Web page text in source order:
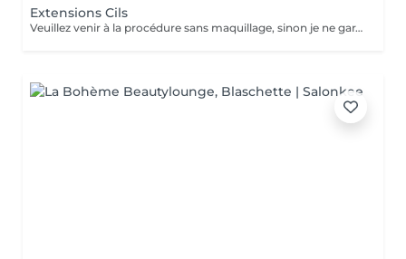
Extensions Cils
Veuillez venir à la procédure sans maquillage, sinon je ne garantis pas la qualité La correction chaque 2-3 semaines, avec 50-70% cils restant / De nouvelles extensions de cils en 4 à 7 semaines. Recommandations: 1. Durant les premières 24 h après la procédure éviter le contacte directe avec du l'eau. 2. Ne pas frotter ou toucher les cils avec les mains. Ne pas dormir le visage contre l'oreiller. Si l'il pique toucher juste la paupière mobile. 3. Durant 2 jours n'est pas recommandé a fréquenter le sauna, solarium, piscine. 4. Se laver uniquement avec des produits qui ne contient pas du huile. Autour des yeux est mieux de laver avec du l'eau au savon et bourgeon de cotton. 5. N'utiliser pas le mascara. 6. Enlever uniquement chez le Master. Ne pas tirer. 8. Brosser les cils avec une brosse dédier pour ça matin et soir.